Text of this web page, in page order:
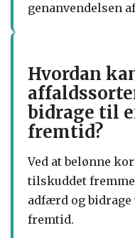
genanvendelsen
Hvordan
bidrage til
fremtid?
Ved at belønne
tilskuddet
adfærd og
fremtid.